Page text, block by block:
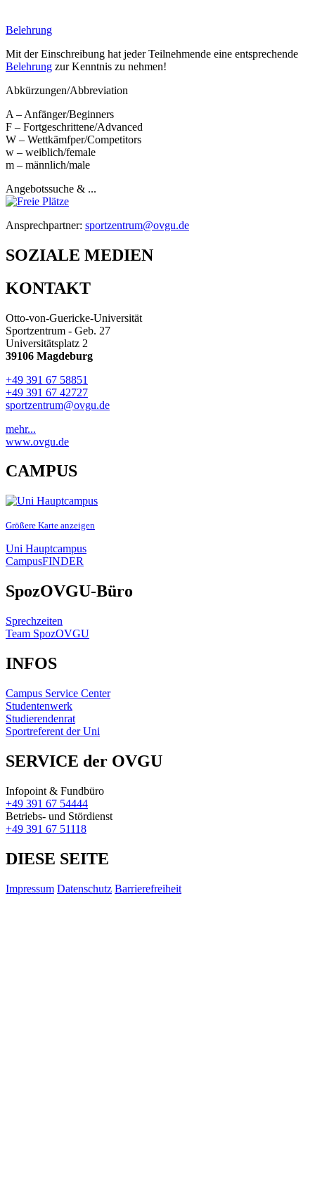
Belehrung
Mit der Einschreibung hat jeder Teilnehmende eine entsprechende
Belehrung zur Kenntnis zu nehmen!
Abkürzungen/Abbreviation
A – Anfänger/Beginners
F – Fortgeschrittene/Advanced
W – Wettkämfper/Competitors
w – weiblich/female
m – männlich/male
Angebotssuche & ...
Ansprechpartner: sportzentrum@ovgu.de
SOZIALE MEDIEN
KONTAKT
Otto-von-Guericke-Universität
Sportzentrum - Geb. 27
Universitätsplatz 2
39106 Magdeburg
+49 391 67 58851
+49 391 67 42727
sportzentrum@ovgu.de
mehr...
www.ovgu.de
CAMPUS
Größere Karte anzeigen
Uni Hauptcampus
CampusFINDER
SpozOVGU-Büro
Sprechzeiten
Team SpozOVGU
INFOS
Campus Service Center
Studentenwerk
Studierendenrat
Sportreferent der Uni
SERVICE der OVGU
Infopoint & Fundbüro
+49 391 67 54444
Betriebs- und Stördienst
+49 391 67 51118
DIESE SEITE
Impressum Datenschutz Barrierefreiheit